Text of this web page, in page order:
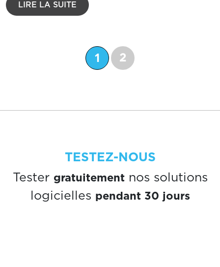
LIRE LA SUITE
1 2
TESTEZ-NOUS
Tester gratuitementnos solutions
logicielles pendant 30 jours